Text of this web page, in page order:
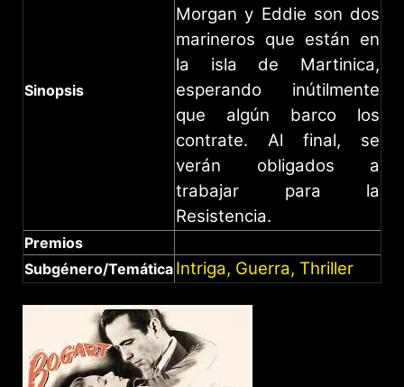
Sinopsis
Morgan y Eddie son dos
marineros que están en
la isla de Martinica,
esperando inútilmente
que algún barco los
contrate. Al final, se
verán obligados a
trabajar para la
Resistencia.
Premios
Subgénero/Temática Intriga, Guerra, Thriller